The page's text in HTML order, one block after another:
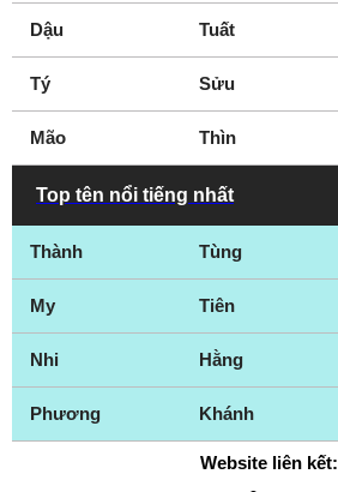
Dậu Tuất
Tý Sửu
Mão Thìn
Top tên nổi tiếng nhất
Thành Tùng
My Tiên
Nhi Hằng
Phương Khánh
Website liên kết: